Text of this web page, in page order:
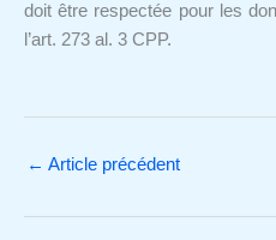
doit être respectée pour les
l’art. 273 al. 3 CPP.
← Article précédent